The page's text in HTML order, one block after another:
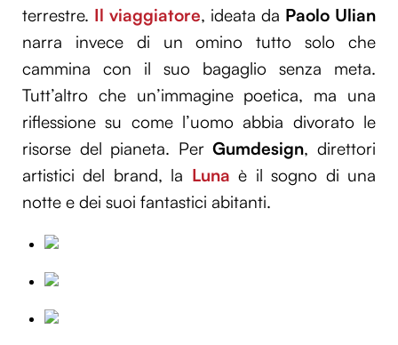
terrestre. Il viaggiatore, ideata da Paolo Ulian
narra invece di un omino tutto solo che
cammina con il suo bagaglio senza meta.
Tutt’altro che un’immagine poetica, ma una
riflessione su come l’uomo abbia divorato le
risorse del pianeta. PerGumdesign, direttori
artistici del brand, la Luna è il sogno di una
notte e dei suoi fantastici abitanti.